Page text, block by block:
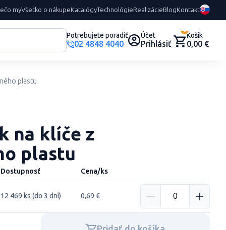
myVšetko o nákupeKatalógyTechnológieRealizácieBlogKontakt
Potrebujete poradiť
02 4848 4040
Účet
Prihlásiť
0
Košík
0,00 €
plastu
na klíče z
plastu
Dostupnosť Cena/ks
12 469 ks (do 3 dní) 0,69 €